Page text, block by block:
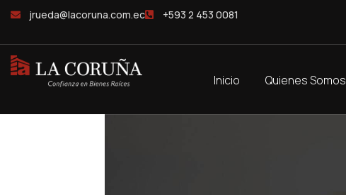
jrueda@lacoruna.com.ec
+593 2 453 0081
Inicio Quienes Somos